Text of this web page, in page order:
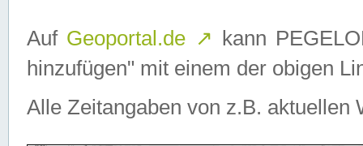
Auf Geoportal.de ↗ kann
hinzufügen" mit einem der obigen
Alle Zeitangaben von z.B. aktuellen